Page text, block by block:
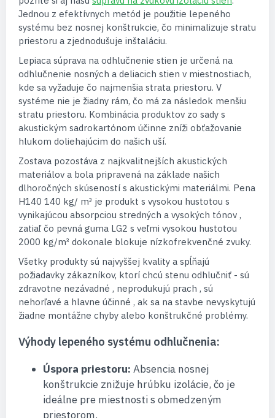
Jednou z efektívnych metód je použitie lepeného
systému bez nosnej konštrukcie, čo minimalizuje stratu
priestoru a zjednodušuje inštaláciu.
Lepiaca súprava na odhlučnenie stien je určená na
odhlučnenie nosných a deliacich stien v miestnostiach,
kde sa vyžaduje čo najmenšia strata priestoru. V
systéme nie je žiadny rám, čo má za následok menšiu
stratu priestoru. Kombinácia produktov zo sady s
akustickým sadrokartónom účinne zníži obťažovanie
hlukom doliehajúcim do našich uší.
Zostava pozostáva z najkvalitnejších akustických
materiálov a bola pripravená na základe našich
dlhoročných skúseností s akustickými materiálmi. Pena
H140 140 kg/ m³ je produkt s vysokou hustotou s
vynikajúcou absorpciou stredných a vysokých tónov ,
zatiaľ čo pevná guma LG2 s veľmi vysokou hustotou
2000 kg/m³ dokonale blokuje nízkofrekvenčné zvuky.
Všetky produkty sú najvyššej kvality a spĺňajú
požiadavky zákazníkov, ktorí chcú stenu odhlučniť - sú
zdravotne nezávadné , neprodukujú prach , sú
nehorľavé a hlavne účinné , ak sa na stavbe nevyskytujú
žiadne montážne chyby alebo konštrukčné problémy.
Výhody lepeného systému odhlučnenia:
Úspora priestoru: Absencia nosnej
konštrukcie znižuje hrúbku izolácie, čo je
ideálne pre miestnosti s obmedzeným
priestorom.